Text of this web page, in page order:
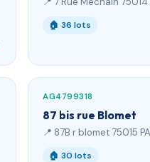
🏠 36 lots
AG4799318
87 bis rue Blomet
📍 87B r blomet 75015
🏠 30 lots